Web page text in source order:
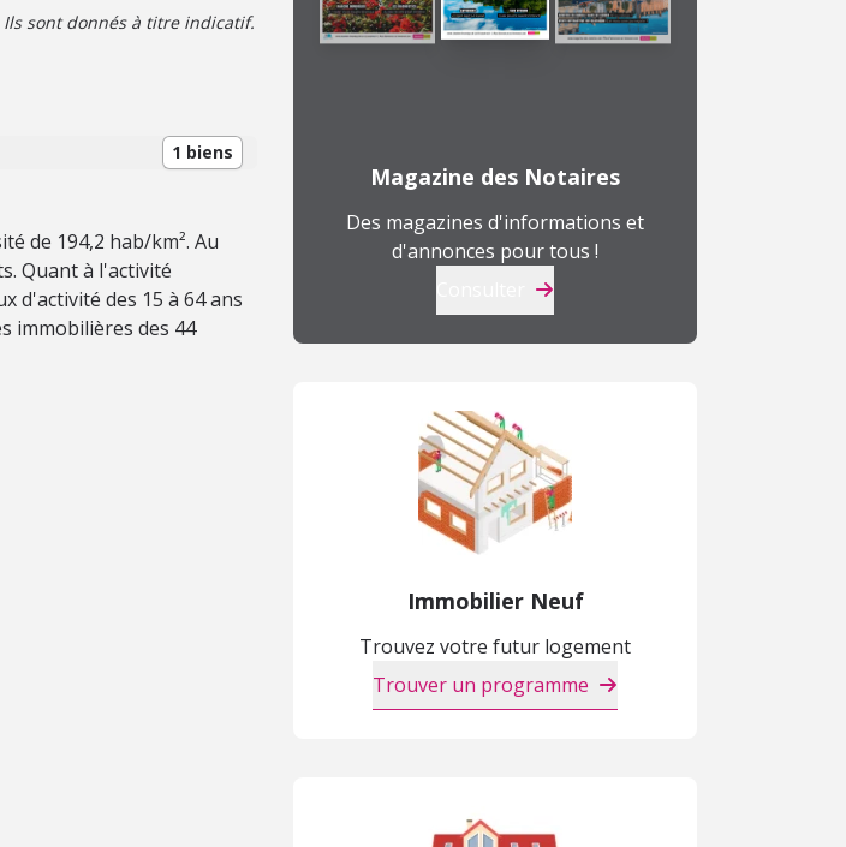
sont donnés à titre indicatif.
1 biens
de 194,2 hab/km². Au
Quant à l'activité
d'activité des 15 à 64 ans
immobilières des 44
Magazine des Notaires
Des magazines d'informations et
d'annonces pour tous !
Immobilier Neuf
Trouvez votre futur logement
Trouver un programme